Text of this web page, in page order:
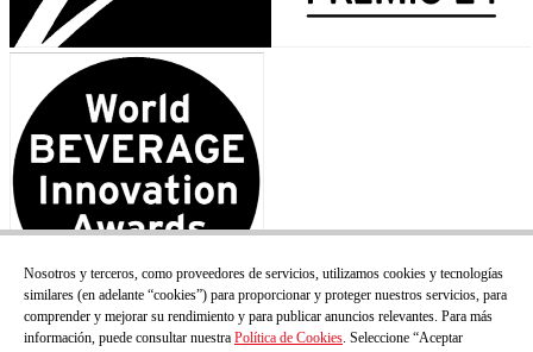
Nosotros y terceros, como proveedores de servicios, utilizamos cookies y tecnologías
similares (en adelante “cookies”) para proporcionar y proteger nuestros servicios, para
comprender y mejorar su rendimiento y para publicar anuncios relevantes. Para más
información, puede consultar nuestra Política de Cookies. Seleccione “Aceptar